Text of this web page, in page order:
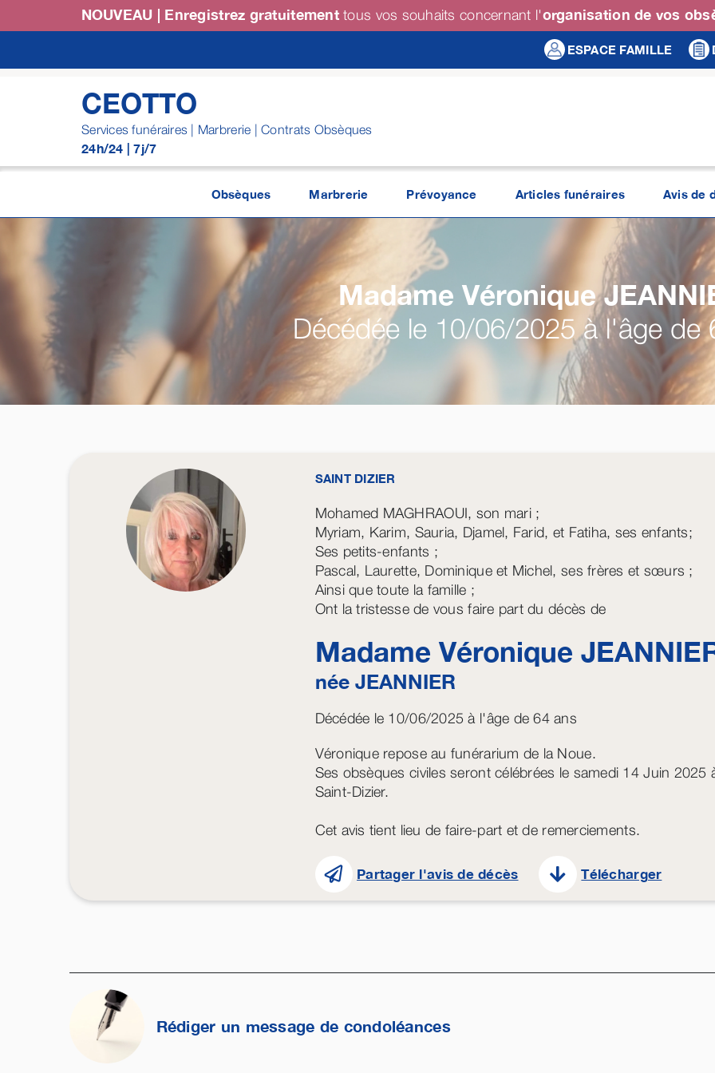
au
NOUVEAU | Enregistrez gratuitement tous vos souhaits concernant l'organisation de vos
ESPACE FAMILLE
CEOTTO
Services funéraires | Marbrerie | Contrats Obsèques
24h/24 | 7j/7
Obsèques Marbrerie Prévoyance Articles funéraires Avis de
Madame Véronique
Décédée le 10/06/2025 à l'âge de
SAINT DIZIER
Mohamed MAGHRAOUI, son mari ;
Myriam, Karim, Sauria, Djamel, Farid, et Fatiha, ses enfants;
Ses petits-enfants ;
Pascal, Laurette, Dominique et Michel, ses frères et sœurs ;
Ainsi que toute la famille ;
Ont la tristesse de vous faire part du décès de
Madame Véronique
née JEANNIER
Décédée le 10/06/2025 à l'âge de 64 ans
Véronique repose au funérarium de la Noue.
Ses obsèques civiles seront célébrées le samedi 14 Juin
Saint-Dizier.
Cet avis tient lieu de faire-part et de remerciements.
Partager l'avis de décès Télécharger
Rédiger un message de condoléances